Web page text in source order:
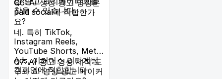
찾을 수 있습니다.
Q6: AI 생성 광고 영상은
paid social에 적합한가
요?
네. 특히 TikTok,
Instagram Reels,
YouTube Shorts, Meta
Ads, 이커머스 리타게팅
캠페인에 적합합니다.
Q7: AI 광고 영상 제작 도
구와 AI 영상 광고 메이커